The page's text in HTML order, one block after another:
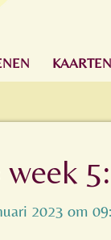
week
2023 om